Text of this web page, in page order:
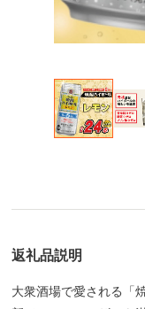
返礼品説明
大衆酒場で愛される「